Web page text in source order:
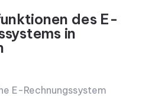
des E-
in
E-Rechnungssystem